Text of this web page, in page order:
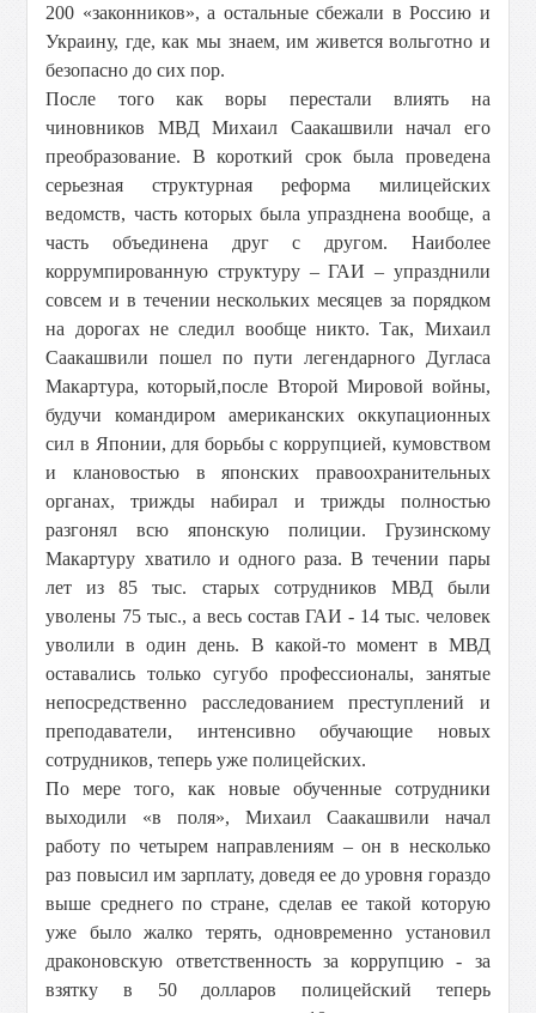
200 «законников», а остальные сбежали в Россию и
Украину, где, как мы знаем, им живется вольготно и
безопасно до сих пор.
После того как воры перестали влиять на
чиновников МВД Михаил Саакашвили начал его
преобразование. В короткий срок была проведена
серьезная структурная реформа милицейских
ведомств, часть которых была упразднена вообще, а
часть объединена друг с другом. Наиболее
коррумпированную структуру – ГАИ – упразднили
совсем и в течении нескольких месяцев за порядком
на дорогах не следил вообще никто. Так, Михаил
Саакашвили пошел по пути легендарного Дугласа
Макартура, который,после Второй Мировой войны,
будучи командиром американских оккупационных
сил в Японии, для борьбы с коррупцией, кумовством
и клановостью в японских правоохранительных
органах, трижды набирал и трижды полностью
разгонял всю японскую полиции. Грузинскому
Макартуру хватило и одного раза. В течении пары
лет из 85 тыс. старых сотрудников МВД были
уволены 75 тыс., а весь состав ГАИ - 14 тыс. человек
уволили в один день. В какой-то момент в МВД
оставались только сугубо профессионалы, занятые
непосредственно расследованием преступлений и
преподаватели, интенсивно обучающие новых
сотрудников, теперь уже полицейских.
По мере того, как новые обученные сотрудники
выходили «в поля», Михаил Саакашвили начал
работу по четырем направлениям – он в несколько
раз повысил им зарплату, доведя ее до уровня гораздо
выше среднего по стране, сделав ее такой которую
уже было жалко терять, одновременно установил
драконовскую ответственность за коррупцию - за
взятку в 50 долларов полицейский теперь